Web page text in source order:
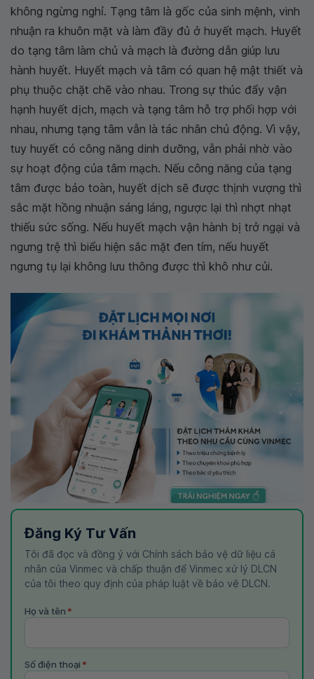
không ngừng nghỉ. Tạng tâm là gốc của sinh mệnh, vinh
nhuận ra khuôn mặt và làm đầy đủ ở huyết mạch. Huyết
do tạng tâm làm chủ và mạch là đường dẫn giúp lưu
hành huyết. Huyết mạch và tâm có quan hệ mật thiết và
phụ thuộc chặt chẽ vào nhau. Trong sự thúc đẩy vận
hạnh huyết dịch, mạch và tạng tâm hỗ trợ phối hợp với
nhau, nhưng tạng tâm vẫn là tác nhân chủ động. Vì vậy,
tuy huyết có công năng dinh dưỡng, vẫn phải nhờ vào
sự hoạt động của tâm mạch. Nếu công năng của tạng
tâm được bảo toàn, huyết dịch sẽ được thịnh vượng thì
sắc mặt hồng nhuận sáng láng, ngược lại thì nhợt nhạt
thiếu sức sống. Nếu huyết mạch vận hành bị trở ngại và
ngưng trệ thì biểu hiện sắc mặt đen tím, nếu huyết
ngưng tụ lại không lưu thông được thì khô như củi.
Đăng Ký Tư Vấn
Tôi đã đọc và đồng ý với Chính sách bảo vệ dữ liệu cá
nhân của Vinmec và chấp thuận để Vinmec xử lý DLCN
của tôi theo quy định của pháp luật về bảo vệ DLCN.
Họ và tên *
Số điện thoại *